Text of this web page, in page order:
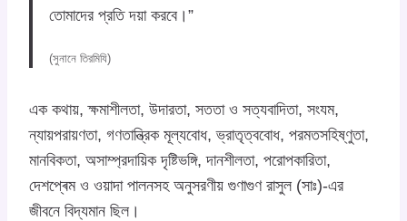
তোমাদের প্রতি দয়া করবে।”
(সুনানে তিরমিযি)
এক কথায়, ক্ষমাশীলতা, উদারতা, সততা ও সত্যবাদিতা, সংযম,
ন্যায়পরায়ণতা, গণতান্ত্রিক মূল্যবোধ, ভ্রাতৃত্ববোধ, পরমতসহিষ্ণুতা,
মানবিকতা, অসাম্প্রদায়িক দৃষ্টিভঙ্গি, দানশীলতা, পরোপকারিতা,
দেশপ্ৰেম ও ওয়াদা পালনসহ অনুসরণীয় গুণাগুণ রাসুল (সাঃ)-এর
জীবনে বিদ্যমান ছিল।